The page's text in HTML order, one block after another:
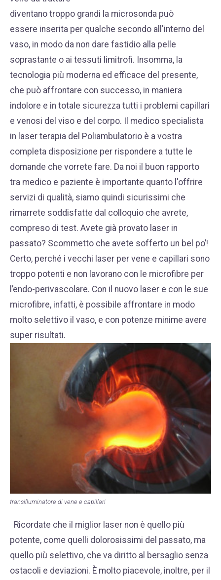
diventano troppo grandi la microsonda può
essere inserita per qualche secondo all'interno del
vaso, in modo da non dare fastidio alla pelle
soprastante o ai tessuti limitrofi. Insomma, la
tecnologia più moderna ed efficace del presente,
che può affrontare con successo, in maniera
indolore e in totale sicurezza tutti i problemi capillari
e venosi del viso e del corpo. Il medico specialista
in laser terapia del Poliambulatorio è a vostra
completa disposizione per rispondere a tutte le
domande che vorrete fare. Da noi il buon rapporto
tra medico e paziente è importante quanto l'offrire
servizi di qualità, siamo quindi sicurissimi che
rimarrete soddisfatte dal colloquio che avrete,
compreso di test. Avete già provato laser in
passato? Scommetto che avete sofferto un bel po’!
Certo, perché i vecchi laser per vene e capillari sono
troppo potenti e non lavorano con le microfibre per
l’endo-perivascolare. Con il nuovo laser e con le sue
microfibre, infatti, è possibile affrontare in modo
molto selettivo il vaso, e con potenze minime avere
super risultati.
transilluminatore di vene e capillari
Ricordate che il miglior laser non è quello più
potente, come quelli dolorosissimi del passato, ma
quello più selettivo, che va diritto al bersaglio senza
ostacoli e deviazioni. È molto piacevole, inoltre, per il